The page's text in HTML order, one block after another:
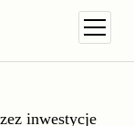
open
inwestycje